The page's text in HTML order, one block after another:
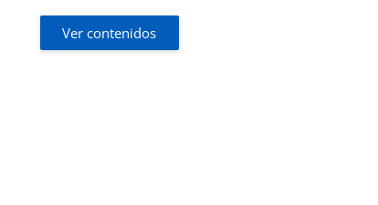
Ver contenidos